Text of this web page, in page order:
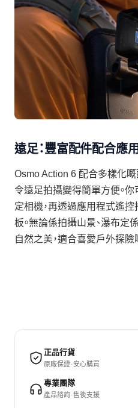
遠足：豐富配件配合應
Osmo Action 6 配合多樣化嘅
令遠足拍攝變得簡單方便。
定相機，再透過應用程式遙
板。無論係拍攝山景、瀑布定
自然之美，適合喜愛戶外探險
正品行貨
原廠保證 · 安心購買
專業團隊
產品諮詢 · 售後支援